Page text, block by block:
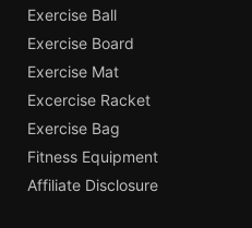
Exercise Ball
Exercise Board
Exercise Mat
Excercise Racket
Exercise Bag
Fitness Equipment
Affiliate Disclosure